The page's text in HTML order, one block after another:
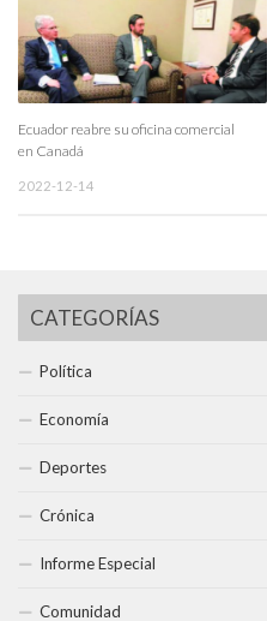
Ecuador reabre su oficina comercial
en Canadá
2022-12-14
CATEGORÍAS
Política
Economía
Deportes
Crónica
Informe Especial
Comunidad